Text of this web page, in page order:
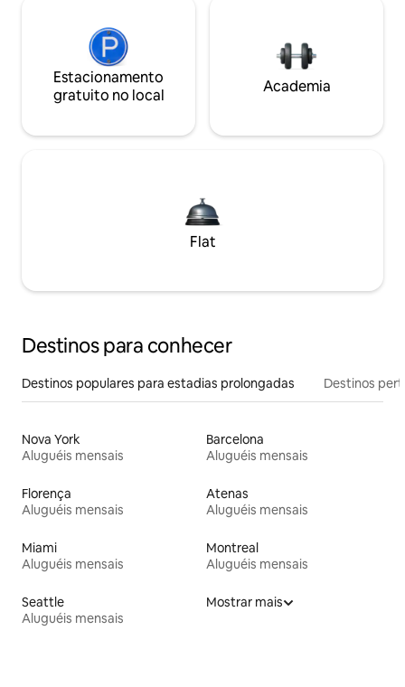
Estacionamento
gratuito no local
Academia
Flat
Destinos para conhecer
Destinos populares para estadias prolongadas Destinos
Nova York
Aluguéis mensais
Barcelona
Aluguéis mensais
Florença
Aluguéis mensais
Atenas
Aluguéis mensais
Miami
Aluguéis mensais
Montreal
Aluguéis mensais
Seattle
Aluguéis mensais
Mostrar mais